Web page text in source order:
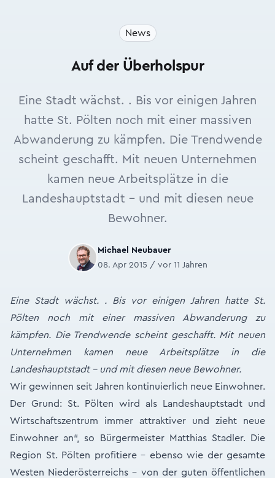
News
Auf der Überholspur
Eine Stadt wächst. . Bis vor einigen Jahren
hatte St. Pölten noch mit einer massiven
Abwanderung zu kämpfen. Die Trendwende
scheint geschafft. Mit neuen Unternehmen
kamen neue Arbeitsplätze in die
Landeshauptstadt – und mit diesen neue
Bewohner.
Michael Neubauer
08. Apr 2015 / vor 11 Jahren
Eine Stadt wächst. . Bis vor einigen Jahren hatte St.
Pölten noch mit einer massiven Abwanderung zu
kämpfen. Die Trendwende scheint geschafft. Mit neuen
Unternehmen kamen neue Arbeitsplätze in die
Landeshauptstadt – und mit diesen neue Bewohner.
Wir gewinnen seit Jahren kontinuierlich neue Einwohner.
Der Grund: St. Pölten wird als Landeshauptstadt und
Wirtschaftszentrum immer attraktiver und zieht neue
Einwohner an“, so Bürgermeister Matthias Stadler. Die
Region St. Pölten profitiere - ebenso wie der gesamte
Westen Niederösterreichs - von der guten öffentlichen